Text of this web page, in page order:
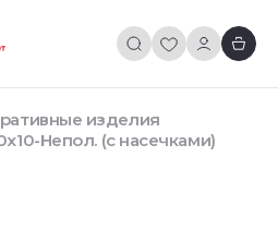
изделия
Непол. (с насечками)